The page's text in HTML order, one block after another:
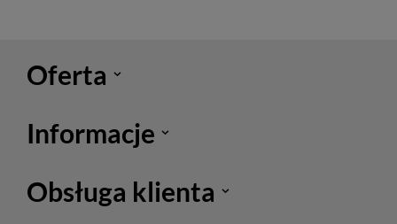
Oferta
Informacje
Obsługa klienta